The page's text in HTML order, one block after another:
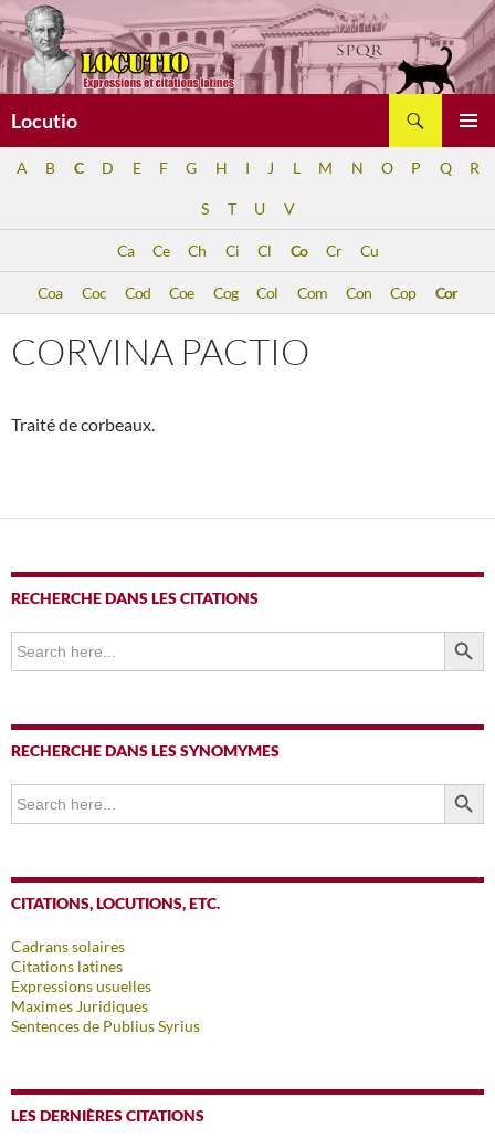
Aller
au
contenu
Locutio
A B C D E F G H I J L M N O P Q R
S T U V
Ca Ce Ch Ci Cl Co Cr Cu
Coa Coc Cod Coe Cog Col Com Con Cop Cor
CORVINA PACTIO
Traité de corbeaux.
RECHERCHE DANS LES CITATIONS
Search
for:
SEARCH
RECHERCHE DANS LES SYNOMYMES
Search
for:
SEARCH
CITATIONS, LOCUTIONS, ETC.
Cadrans solaires
Citations latines
Expressions usuelles
Maximes Juridiques
Sentences de Publius Syrius
LES DERNIÈRES CITATIONS